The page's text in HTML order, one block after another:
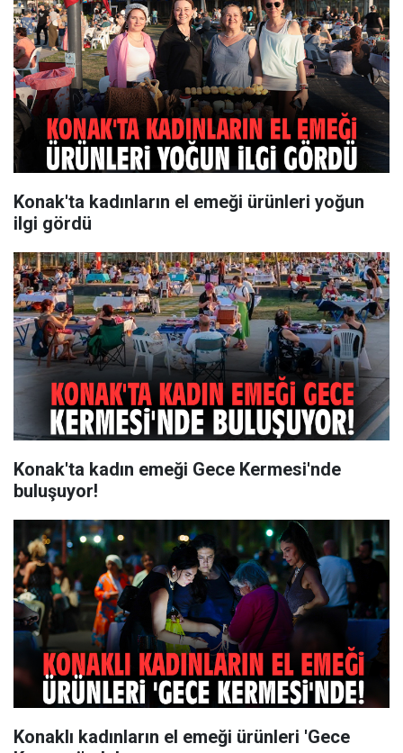
Konak'ta kadınların el emeği ürünleri yoğun
ilgi gördü
Konak'ta kadın emeği Gece Kermesi'nde
buluşuyor!
Konaklı kadınların el emeği ürünleri 'Gece